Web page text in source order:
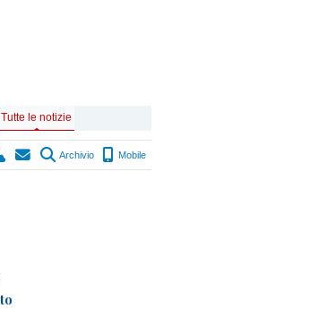
Tutte le notizie
Archivio Mobile